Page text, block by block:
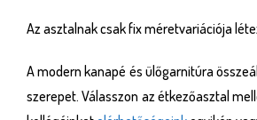
Az asztalnak csak fix méretvariációja
A modern kanapé és ülőgarnitúra
szerepet. Válasszon az étkezőasztal